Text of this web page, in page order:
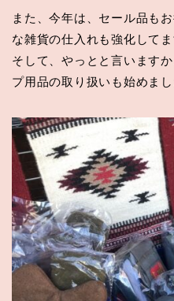
また、今年は、セール品も
な雑貨の仕入れも強化してま
そして、やっとと言います
プ用品の取り扱いも始めまし